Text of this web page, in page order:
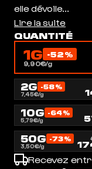
elle dévoile...
Lire la suite
QUANTITÉ
1G -52%
9,90€/g
2G -58%
7,45€/g
10G -64%
5,79€/g
50G -73%
3,50€/g
Recevez